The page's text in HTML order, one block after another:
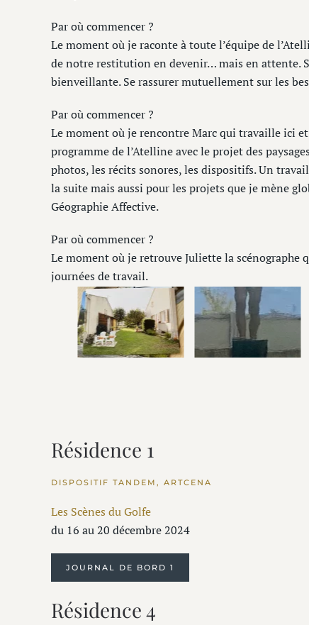
Par où commencer ?
Le moment où je raconte à toute l’équipe de
de notre restitution en devenir… mais en attente.
bienveillante. Se rassurer mutuellement sur les
Par où commencer ?
Le moment où je rencontre Marc qui travaille ici
programme de l’Atelline avec le projet des
photos, les récits sonores, les dispositifs. Un
la suite mais aussi pour les projets que je mène
Géographie Affective.
Par où commencer ?
Le moment où je retrouve Juliette la scénographe
journées de travail.
Résidence 1
DISPOSITIF TANDEM, ARTCENA
Les Scènes du Golfe
du 16 au 20 décembre 2024
JOURNAL DE BORD 1
Résidence 4